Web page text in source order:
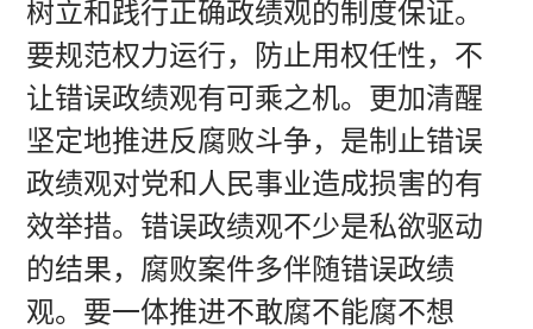
树立和践行正确政绩观的制度保证。
要规范权力运行，防止用权任性，不
让错误政绩观有可乘之机。更加清醒
坚定地推进反腐败斗争，是制止错误
政绩观对党和人民事业造成损害的有
效举措。错误政绩观不少是私欲驱动
的结果，腐败案件多伴随错误政绩
观。要一体推进不敢腐不能腐不想